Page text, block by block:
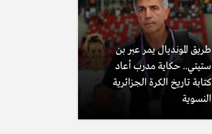
طريق المونديال يمر عبر بن
ستيتي.. حكاية مدرب أعاد
كتابة تاريخ الكرة الجزائرية
النسوية